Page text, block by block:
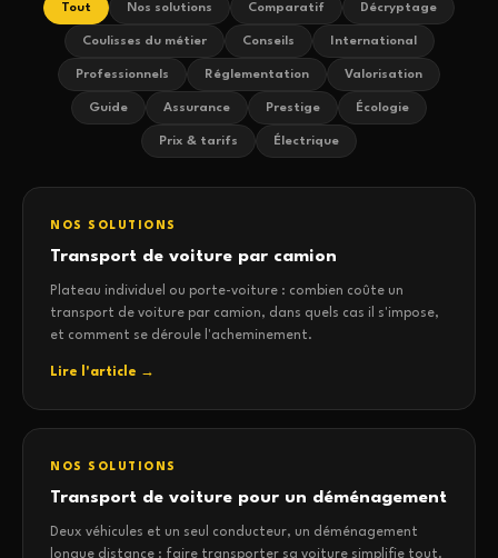
Tout Nos solutions Comparatif Décryptage
Coulisses du métier Conseils International
Professionnels Réglementation Valorisation
Guide Assurance Prestige Écologie
Prix & tarifs Électrique
NOS SOLUTIONS
Transport de voiture par camion
Plateau individuel ou porte-voiture : combien coûte un
transport de voiture par camion, dans quels cas il s'impose,
et comment se déroule l'acheminement.
Lire l'article →
NOS SOLUTIONS
Transport de voiture pour un déménagement
Deux véhicules et un seul conducteur, un déménagement
longue distance : faire transporter sa voiture simplifie tout.